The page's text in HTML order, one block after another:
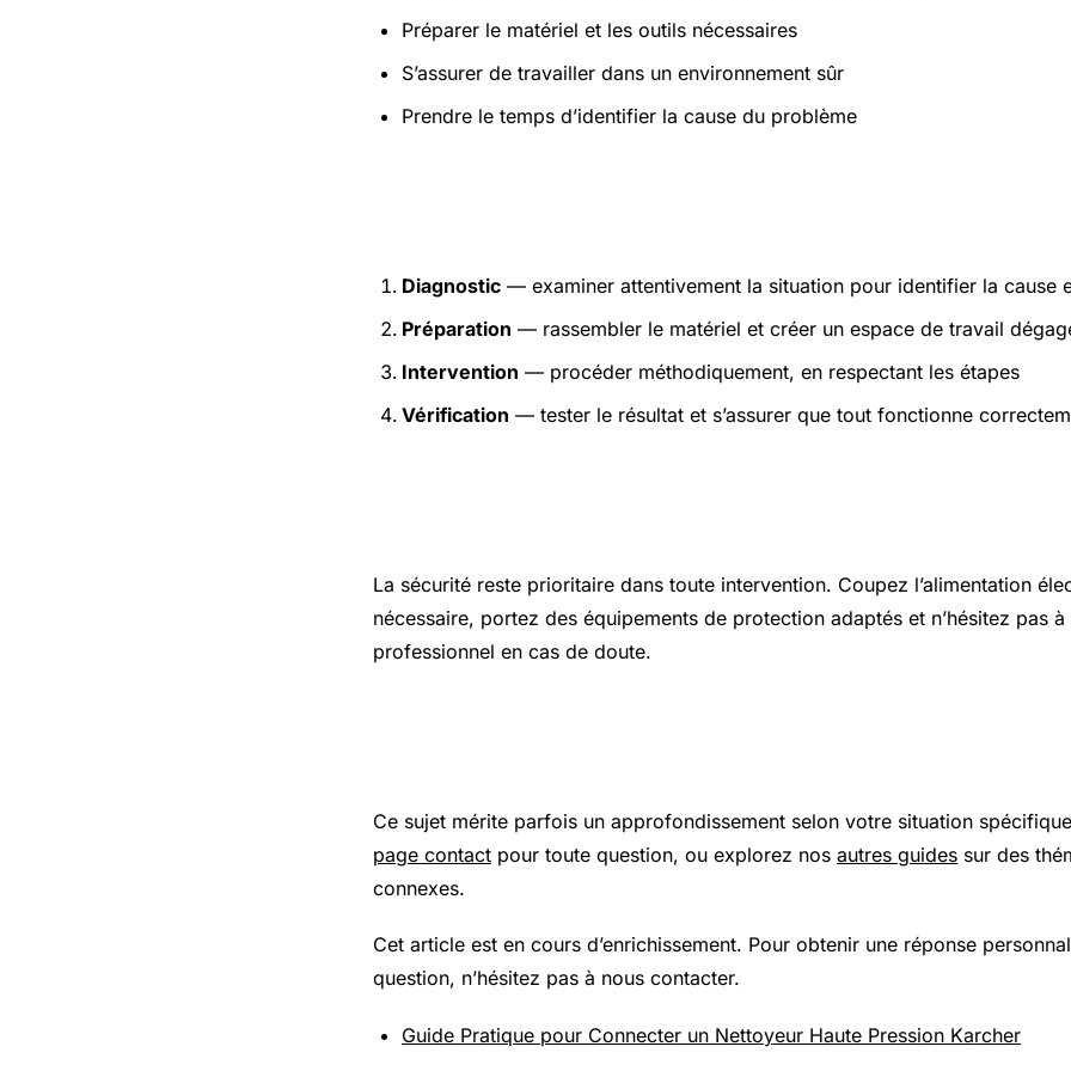
Préparer le matériel et les outils nécessaires
S’assurer de travailler dans un environnement sûr
Prendre le temps d’identifier la cause du problème
Diagnostic — examiner attentivement la situation pour identifier la cause
Préparation — rassembler le matériel et créer un espace de travail
Intervention — procéder méthodiquement, en respectant les étapes
Vérification — tester le résultat et s’assurer que tout fonctionne
La sécurité reste prioritaire dans toute intervention. Coupez l’alimentation
nécessaire, portez des équipements de protection adaptés et n’hésitez pas
professionnel en cas de doute.
Ce sujet mérite parfois un approfondissement selon votre situation
page contact pour toute question, ou explorez nos autres guides sur des
connexes.
Cet article est en cours d’enrichissement. Pour obtenir une réponse
question, n’hésitez pas à nous contacter.
Guide Pratique pour Connecter un Nettoyeur Haute Pression Karcher